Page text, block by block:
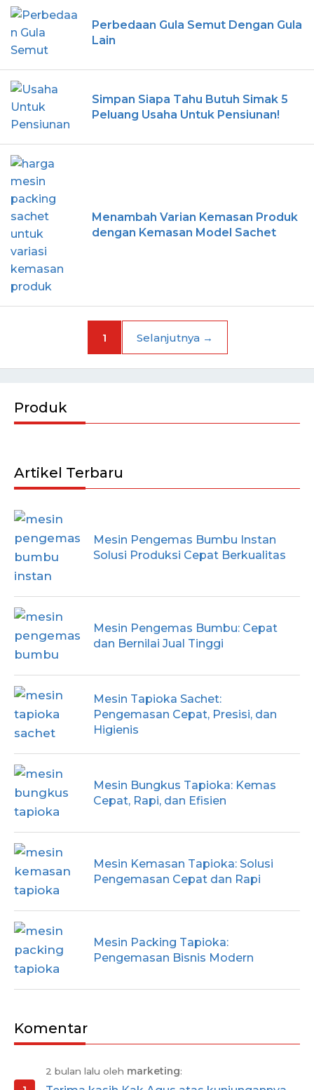
Perbedaan Gula Semut Dengan Gula
Lain
Simpan Siapa Tahu Butuh Simak 5
Peluang Usaha Untuk Pensiunan!
Menambah Varian Kemasan Produk
dengan Kemasan Model Sachet
1 Selanjutnya →
Produk
Artikel Terbaru
Mesin Pengemas Bumbu Instan
Solusi Produksi Cepat Berkualitas
Mesin Pengemas Bumbu: Cepat
dan Bernilai Jual Tinggi
Mesin Tapioka Sachet:
Pengemasan Cepat, Presisi, dan
Higienis
Mesin Bungkus Tapioka: Kemas
Cepat, Rapi, dan Efisien
Mesin Kemasan Tapioka: Solusi
Pengemasan Cepat dan Rapi
Mesin Packing Tapioka:
Pengemasan Bisnis Modern
Komentar
2 bulan lalu oleh marketing: